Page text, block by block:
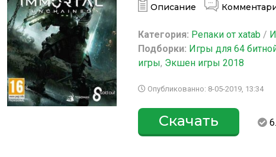
Описание
Категория: Репаки от xatab /
Подборки: Игры для 64
игры, Экшен игры 2018
Опубликованно: 8-05-2019, 13:34
Скачать